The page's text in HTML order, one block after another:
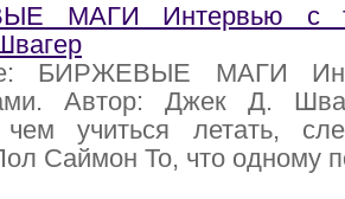
МАГИ Интервью с
БИРЖЕВЫЕ МАГИ
Автор: Джек Д.
учиться летать,
Саймон То, что одному